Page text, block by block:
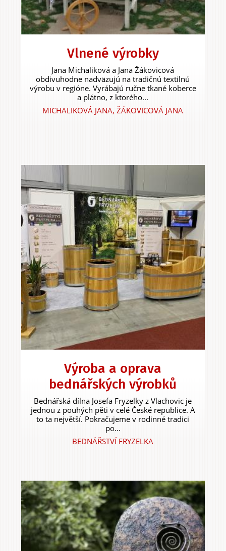
Vlnené výrobky
Jana Michaliková a Jana Žákovicová
obdivuhodne nadväzujú na tradičnú textilnú
výrobu v regióne. Vyrábajú ručne tkané koberce
a plátno, z ktorého...
MICHALIKOVÁ JANA, ŽÁKOVICOVÁ JANA
Výroba a oprava
bednářských výrobků
Bednářská dílna Josefa Fryzelky z Vlachovic je
jednou z pouhých pěti v celé České republice. A
to ta největší. Pokračujeme v rodinné tradici
po...
BEDNÁŘSTVÍ FRYZELKA